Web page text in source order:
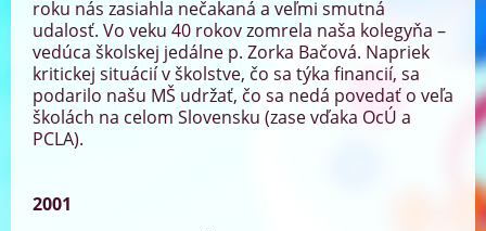
roku nás zasiahla nečakaná a veľmi smutná
udalosť. Vo veku 40 rokov zomrela naša kolegyňa –
vedúca školskej jedálne p. Zorka Bačová. Napriek
kritickej situácií v školstve, čo sa týka financií, sa
podarilo našu MŠ udržať, čo sa nedá povedať o veľa
školách na celom Slovensku (zase vďaka OcÚ a
PCLA).
2001